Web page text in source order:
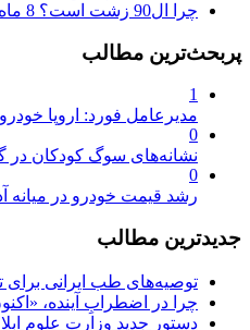
چرا ال90 زشت است؟
8 ماه پیش
پربحث‌ترین مطالب
1
مدیرعامل فورد: اروپا
0
نشانه‌های سوگ کودکان در
0
رشد قیمت خودرو در میانه
جدیدترین مطالب
توصیه‌های طب ایرانی برای
چرا در اضطرابِ آینده،
دستور جدید وزارت علوم